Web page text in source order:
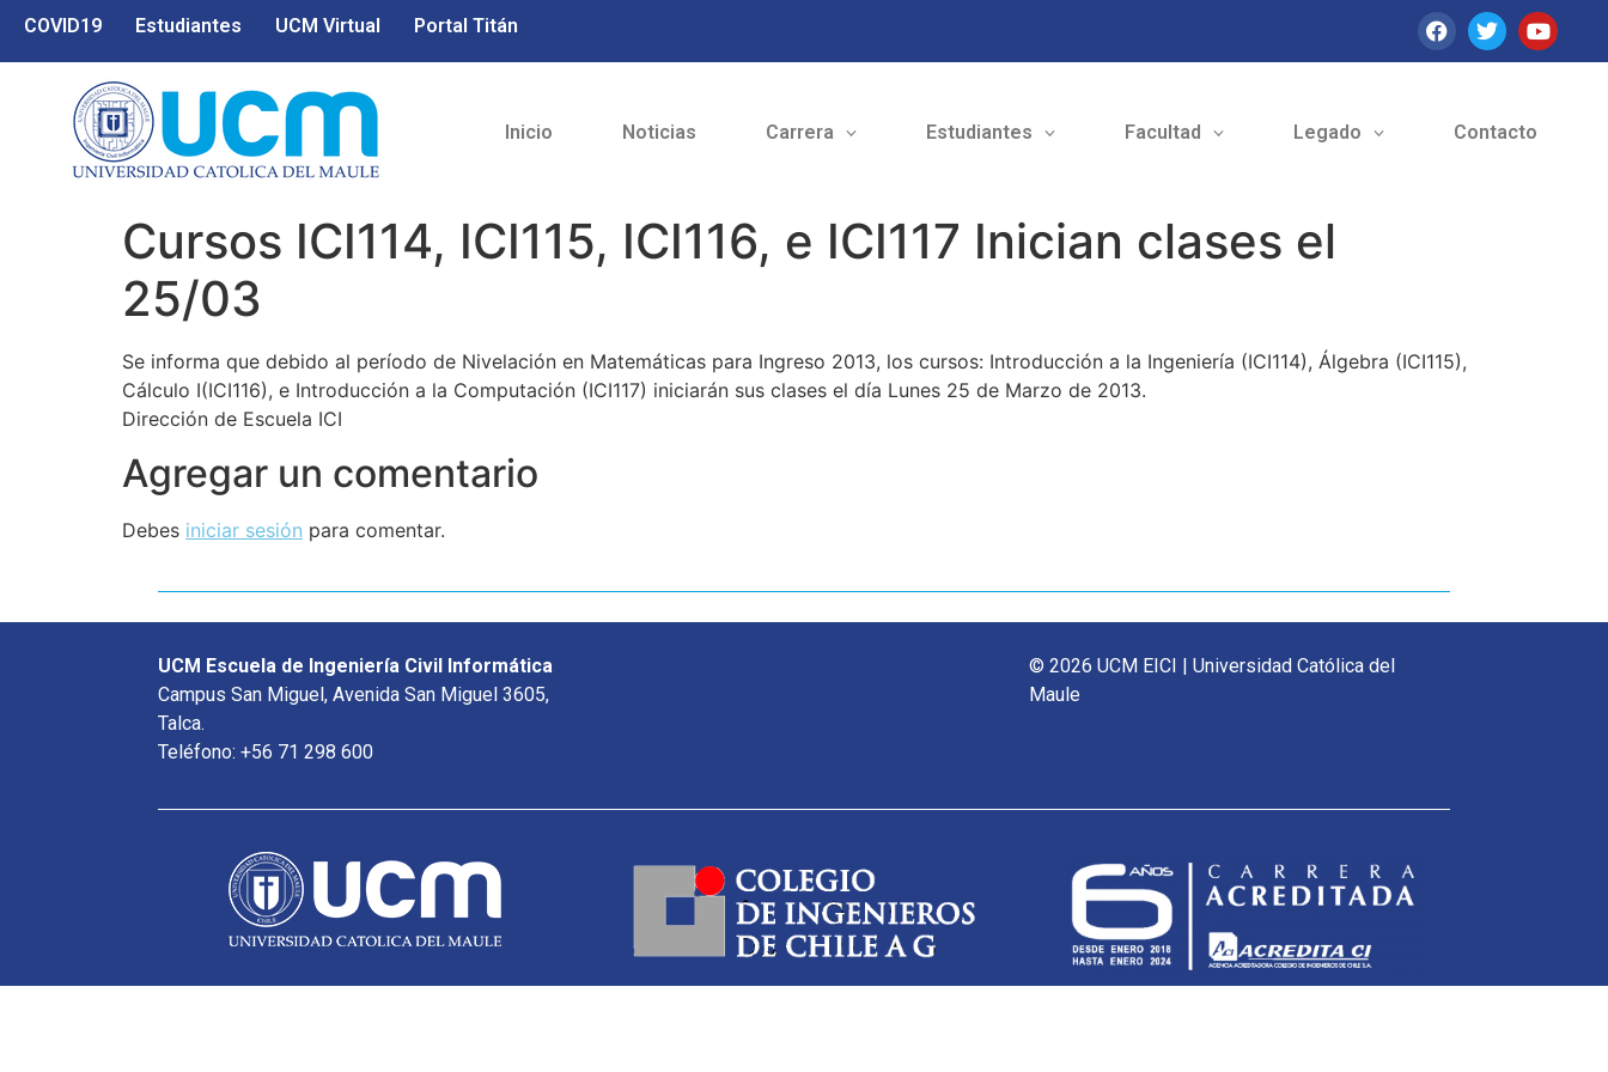
COVID19 Estudiantes UCM Virtual Portal Titán
Inicio Noticias Carrera Estudiantes Facultad Legado Contacto
Cursos ICI114, ICI115, ICI116, e ICI117 Inician clases el
25/03
Se informa que debido al período de Nivelación en Matemáticas para Ingreso 2013, los cursos: Introducción a la Ingeniería (ICI114), Álgebra (ICI115),
Cálculo I(ICI116), e Introducción a la Computación (ICI117) iniciarán sus clases el día Lunes 25 de Marzo de 2013.
Dirección de Escuela ICI
Agregar un comentario
Debes iniciar sesión para comentar.
UCM Escuela de Ingeniería Civil Informática
Campus San Miguel, Avenida San Miguel 3605,
Talca.
Teléfono: +56 71 298 600
© 2026 UCM EICI | Universidad Católica del
Maule